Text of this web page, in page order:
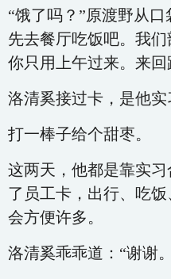
“饿了吗？”原渡野从
先去餐厅吃饭吧。我
你只用上午过来。来
洛清奚接过卡，是他实
打一棒子给个甜枣。
这两天，他都是靠实
了员工卡，出行、吃
会方便许多。
洛清奚乖乖道：“谢谢